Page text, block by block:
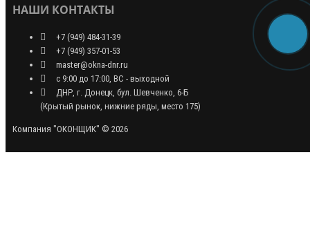
НАШИ КОНТАКТЫ
+7 (949) 484-31-39
+7 (949) 357-01-53
master@okna-dnr.ru
с 9:00 до 17:00, ВС - выходной
ДНР, г. Донецк, бул. Шевченко, 6-Б
(Крытый рынок, нижние ряды, место 175)
Компания "ОКОНЩИК" © 2026